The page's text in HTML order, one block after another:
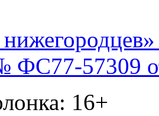
57309
16+